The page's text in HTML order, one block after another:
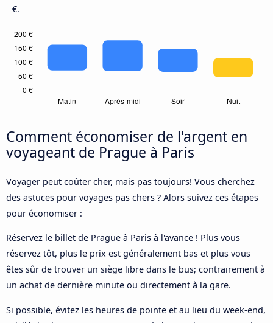
€.
Comment économiser de l'argent en
voyageant de Prague à Paris
Voyager peut coûter cher, mais pas toujours! Vous cherchez
des astuces pour voyages pas chers ? Alors suivez ces étapes
pour économiser :
Réservez le billet de Prague à Paris à l'avance ! Plus vous
réservez tôt, plus le prix est généralement bas et plus vous
êtes sûr de trouver un siège libre dans le bus; contrairement à
un achat de dernière minute ou directement à la gare.
Si possible, évitez les heures de pointe et au lieu du week-end,